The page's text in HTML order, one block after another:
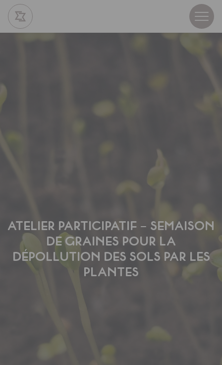
ATELIER PARTICIPATIF – SEMAISON
DE GRAINES POUR LA
DÉPOLLUTION DES SOLS PAR LES
PLANTES